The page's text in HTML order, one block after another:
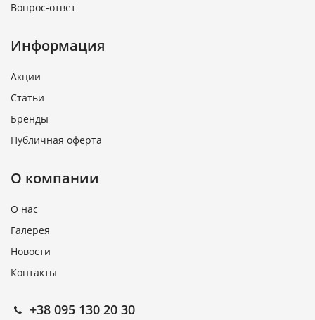
Вопрос-ответ
Информация
Акции
Статьи
Бренды
Публичная оферта
О компании
О нас
Галерея
Новости
Контакты
+38 095 130 20 30